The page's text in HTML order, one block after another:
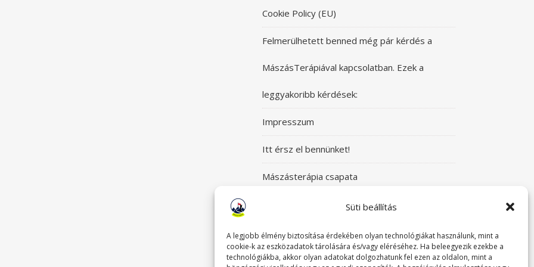
Süti beállítás
A legjobb élmény biztosítása érdekében olyan technológiákat használunk, mint a
cookie-k az eszközadatok tárolására és/vagy eléréséhez. Ha beleegyezik ezekbe a
technológiákba, akkor olyan adatokat dolgozhatunk fel ezen az oldalon, mint a
Cookie Policy (EU)
Felmerülhetett benned még pár kérdés a
MászásTerápiával kapcsolatban. Ezek a
leggyakoribb kérdések:
Impresszum
Itt érsz el bennünket!
Mászásterápia csapata
Szeretettel üdvözlünk a Mászásterápia oldalán!
Gyere, nézz körül!
TABUDÖNTÖGETŐ MászásTerápia